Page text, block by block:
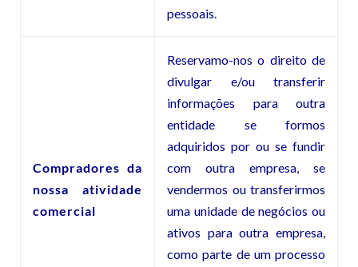
pessoais.
Compradores da
nossa atividade
comercial
Reservamo-nos o direito de
divulgar e/ou transferir
informações para outra
entidade se formos
adquiridos por ou se fundir
com outra empresa, se
vendermos ou transferirmos
uma unidade de negócios ou
ativos para outra empresa,
como parte de um processo